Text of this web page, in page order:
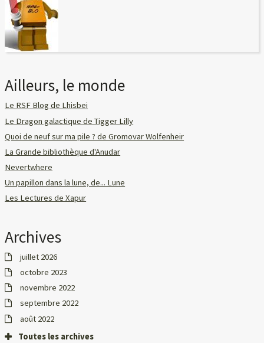
Ailleurs, le monde
Le RSF Blog de Lhisbei
Le Dragon galactique de Tigger Lilly
Quoi de neuf sur ma pile ? de Gromovar Wolfenheir
La Grande bibliothèque d'Anudar
Nevertwhere
Un papillon dans la lune, de... Lune
Les Lectures de Xapur
Archives
juillet 2026
octobre 2023
novembre 2022
septembre 2022
août 2022
Toutes les archives